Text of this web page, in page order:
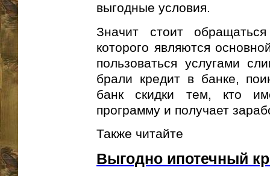
выгодные условия.
Значит стоит
которого являются
пользоваться услугами
брали кредит в банке,
банк скидки тем, кто
программу и получает
Также читайте
Выгодно ипотечный